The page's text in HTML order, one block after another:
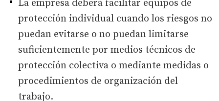
La empresa deberá facilitar equipos de
protección individual cuando los riesgos no
puedan evitarse o no puedan limitarse
suficientemente por medios técnicos de
protección colectiva o mediante medidas o
procedimientos de organización del
trabajo.